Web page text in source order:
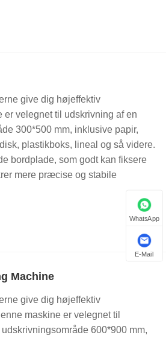
film, ark, poser, akryl, glas eller
i ensartet blækdækning og rene
maskiner i forskellige størrelser
give dig højeffektiv
velegnet til udskrivning af en
300*500 mm, inklusive papir,
plastikboks, lineal og så videre.
bordplade, som godt kan fiksere
mere præcise og stabile
Machine
give dig højeffektiv
maskine er velegnet til
600*900 mm,
WhatsApp
E-Mail